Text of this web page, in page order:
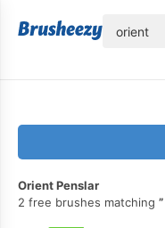
Orient Penslar
2 free brushes matching